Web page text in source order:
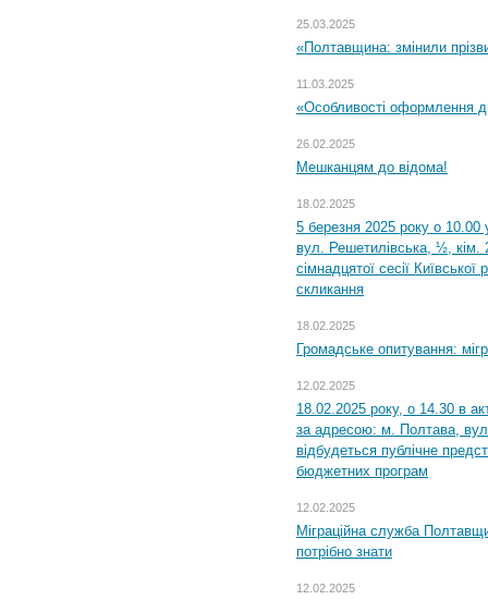
25.03.2025
«Полтавщина: змінили
11.03.2025
«Особливості оформлення
26.02.2025
Мешканцям до відома!
18.02.2025
5 березня 2025 року о 10.00
вул. Решетилівська, ½, кім.
сімнадцятої сесії
скликання
18.02.2025
Громадське опитування:
12.02.2025
18.02.2025 року, о 14.30 в
за адресою: м. Полтава,
відбудеться публічне
бюджетних програм
12.02.2025
Міграційна служба
потрібно знати
12.02.2025